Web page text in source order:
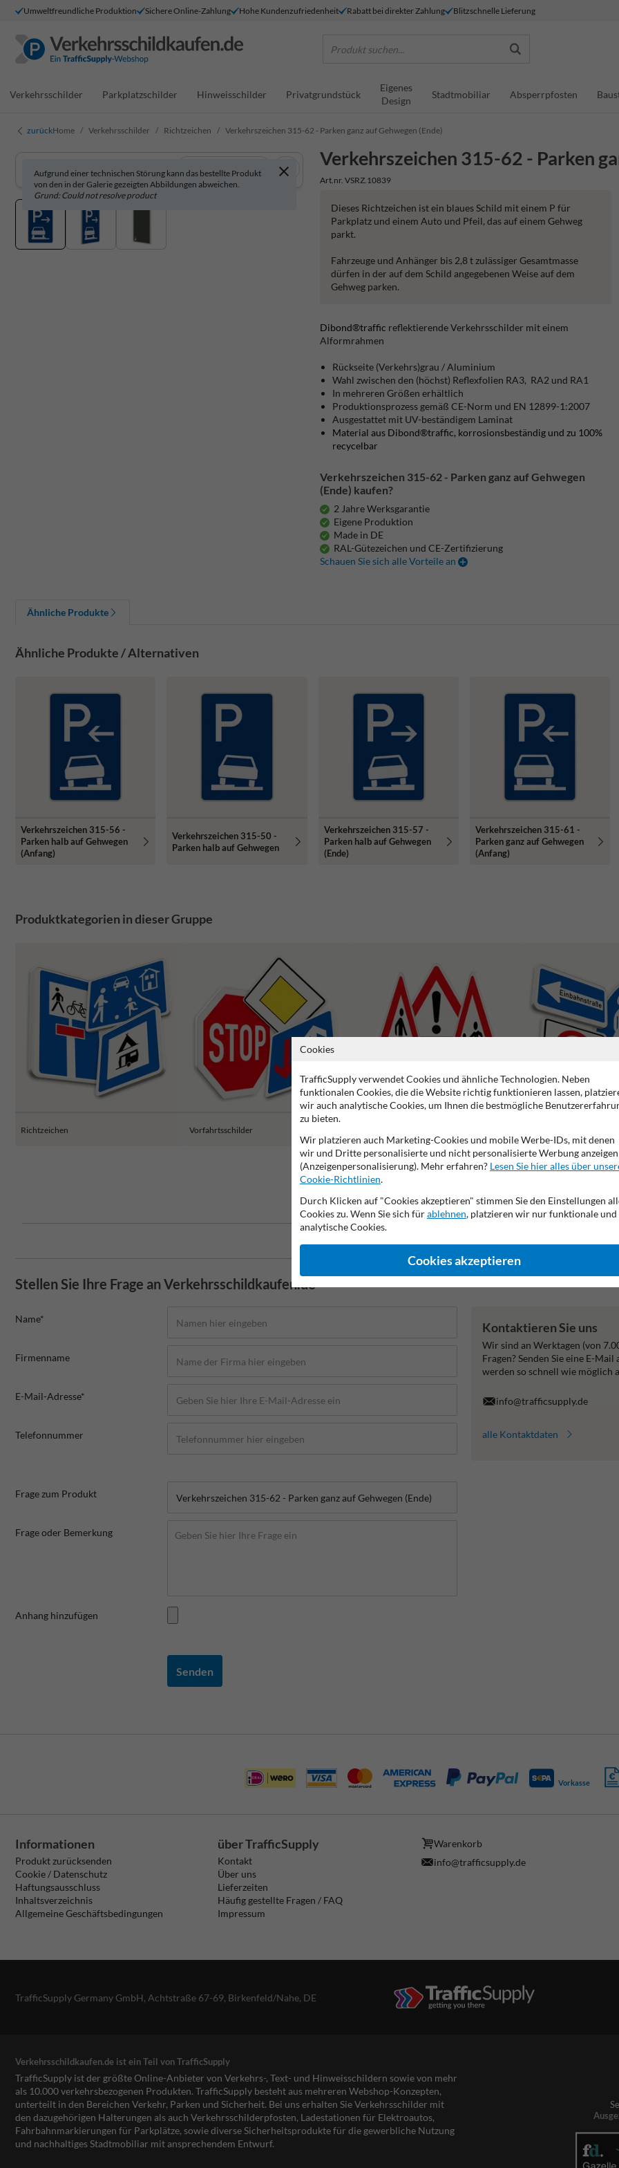
Umweltfreundliche Produktion Sichere Online-Zahlung Hohe Kundenzufriedenheit Rabatt bei direkter Zahlung Blitzschnelle Lieferung
Produkt suchen...
Verkehrsschilder Parkplatzschilder Hinweisschilder Privatgrundstück
Eigenes
Design
Stadtmobiliar Absperrpfosten
zurückHome Verkehrsschilder Richtzeichen Verkehrszeichen 315-62 - Parken ganz auf Gehwegen (Ende)
Verkehrszeichen 315-62 - Parken
Art.nr. VSRZ.10839
Aufgrund einer technischen Störung kann das bestellte Produkt
von den in der Galerie gezeigten Abbildungen abweichen.
Grund: Could not resolve product
In 3D anzeigen
Dieses Richtzeichen ist ein blaues Schild mit einem P für
Parkplatz und einem Auto und Pfeil, das auf einem Gehweg
parkt.
Fahrzeuge und Anhänger bis 2,8 t zulässiger Gesamtmasse
dürfen in der auf dem Schild angegebenen Weise auf dem
Gehweg parken.
Dibond®traffic reflektierende Verkehrsschilder mit einem
Alformrahmen
Rückseite (Verkehrs)grau / Aluminium
Wahl zwischen den (höchst) Reflexfolien RA3, RA2 und RA1
In mehreren Größen erhältlich
Produktionsprozess gemäß CE-Norm und EN 12899-1:2007
Ausgestattet mit UV-beständigem Laminat
Material aus Dibond®traffic, korrosionsbeständig und zu 100%
recycelbar
Verkehrszeichen 315-62 - Parken ganz auf Gehwegen
(Ende) kaufen?
2 Jahre Werksgarantie
Eigene Produktion
Made in DE
RAL-Gütezeichen und CE-Zertifizierung
Schauen Sie sich alle Vorteile an
Ähnliche Produkte
Ähnliche Produkte / Alternativen
Verkehrszeichen 315-56 -
Parken halb auf Gehwegen
(Anfang)
Verkehrszeichen 315-50 -
Parken halb auf Gehwegen
Verkehrszeichen 315-57 -
Parken halb auf Gehwegen
(Ende)
Verkehrszeichen 315-61 -
Parken ganz auf Gehwegen
(Anfang)
Produktkategorien in dieser Gruppe
Richtzeichen Vorfahrtsschilder
2 Jahre Werksgarantie Eigene Produktion
Stellen Sie Ihre Frage an Verkehrsschildkaufen.de
Name*
Firmenname
E-Mail-Adresse*
Telefonnummer
Frage zum Produkt
Frage oder Bemerkung
Anhang hinzufügen
Senden
Kontaktieren Sie uns
Wir sind an Werktagen (von
Fragen? Senden Sie eine E-Mail
werden so schnell wie möglich
info@trafficsupply.de
alle Kontaktdaten
Vorkasse
Informationen
Produkt zurücksenden
Cookie / Datenschutz
Haftungsausschluss
Inhaltsverzeichnis
Allgemeine Geschäftsbedingungen
über TrafficSupply
Kontakt
Über uns
Lieferzeiten
Häufig gestellte Fragen / FAQ
Impressum
Warenkorb
info@trafficsupply.de
TrafficSupply Germany GmbH, Achtstraße 67-69, Birkenfeld/Nahe, DE
Verkehrsschildkaufen.de ist ein Teil von TrafficSupply
TrafficSupply ist der größte Online-Anbieter von Verkehrs-, Text- und Hinweisschildern sowie von mehr
als 10.000 verkehrsbezogenen Produkten. TrafficSupply besteht aus mehreren Webshop-Konzepten,
unterteilt in den Bereichen Verkehr, Parken und Sicherheit. Bei uns erhalten Sie Verkehrsschilder mit
den dazugehörigen Halterungen als auch Verkehrsschilderpfosten, Ladestationen für Elektroautos,
Fahrbahnmarkierungen für Parkplätze, sowie diverse Sicherheitsprodukte für die gewerbliche Nutzung
und nachhaltiges Stadtmobiliar mit ansprechendem Entwurf.
Cookies
TrafficSupply verwendet Cookies und ähnliche Technologien. Neben
funktionalen Cookies, die die Website richtig funktionieren lassen,
wir auch analytische Cookies, um Ihnen die bestmögliche
zu bieten.
Wir platzieren auch Marketing-Cookies und mobile Werbe-IDs, mit denen
wir und Dritte personalisierte und nicht personalisierte Werbung anzeigen
(Anzeigenpersonalisierung). Mehr erfahren? Lesen Sie hier alles über
Cookie-Richtlinien.
Durch Klicken auf "Cookies akzeptieren" stimmen Sie den Einstellungen
Cookies zu. Wenn Sie sich fürablehnen, platzieren wir nur funktionale und
analytische Cookies.
Cookies akzeptieren